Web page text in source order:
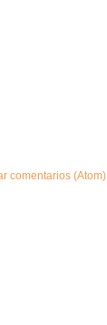
comentarios (Atom)